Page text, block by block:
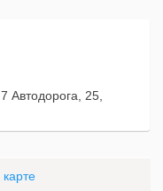
Автодорога, 25,